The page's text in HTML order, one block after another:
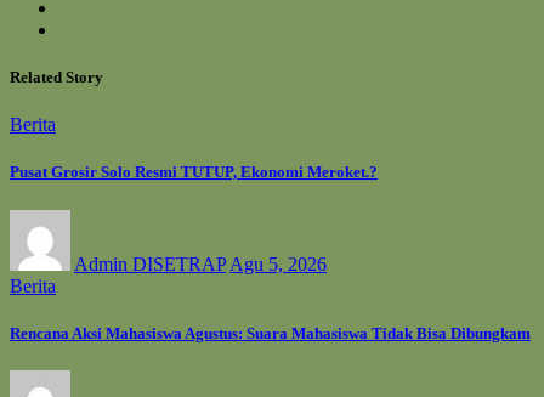
Related Story
Berita
Pusat Grosir Solo Resmi TUTUP, Ekonomi Meroket.?
Admin DISETRAP Agu 5, 2026
Berita
Rencana Aksi Mahasiswa Agustus: Suara Mahasiswa Tidak Bisa Dibungkam